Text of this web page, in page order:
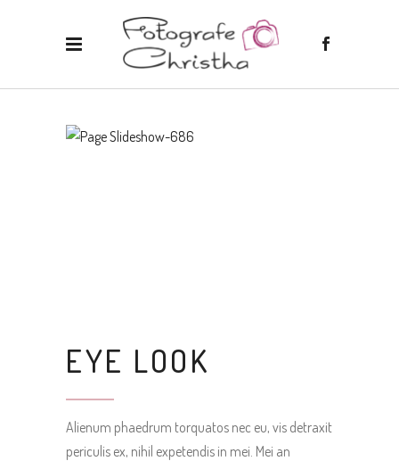
EYE LOOK
Alienum phaedrum torquatos nec eu, vis detraxit
periculis ex, nihil expetendis in mei. Mei an